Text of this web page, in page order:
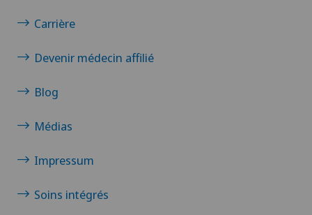
Greffe de cornée
Grossesse
Carrière
Devenir médecin affilié
Blog
Médias
Impressum
Soins intégrés